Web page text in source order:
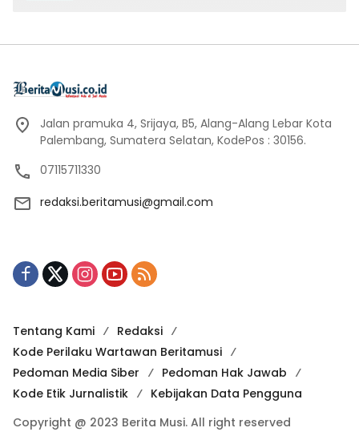
Jalan pramuka 4, Srijaya, B5, Alang-Alang Lebar Kota
Palembang, Sumatera Selatan, KodePos : 30156.
07115711330
redaksi.beritamusi@gmail.com
Tentang Kami
Redaksi
Kode Perilaku Wartawan Beritamusi
Pedoman Media Siber
Pedoman Hak Jawab
Kode Etik Jurnalistik
Kebijakan Data Pengguna
Copyright @ 2023 Berita Musi. All right reserved